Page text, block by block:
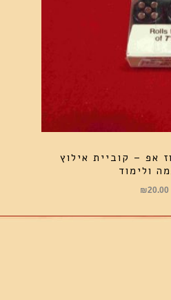
אפ – קוביית אילוץ
ולימוד
₪20.00